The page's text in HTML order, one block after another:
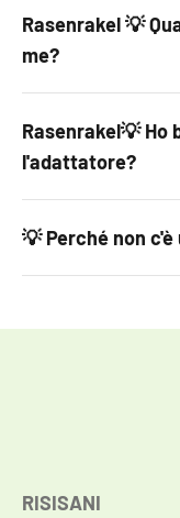
Rasenrakel 💡
me?
Rasenrakel💡
l'adattatore?
💡 Perché non
RISISANI